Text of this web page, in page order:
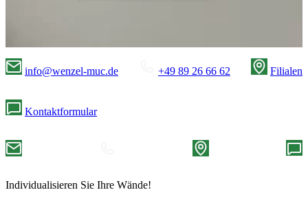
info@wenzel-muc.de +49 89 26 66 62 Filialen
Kontaktformular
Individualisieren Sie Ihre Wände!